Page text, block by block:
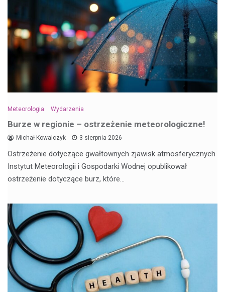
Meteorologia Wydarzenia
Burze w regionie – ostrzeżenie meteorologiczne!
Michał Kowalczyk 3 sierpnia 2026
Ostrzeżenie dotyczące gwałtownych zjawisk atmosferycznych
Instytut Meteorologii i Gospodarki Wodnej opublikował
ostrzeżenie dotyczące burz, które…